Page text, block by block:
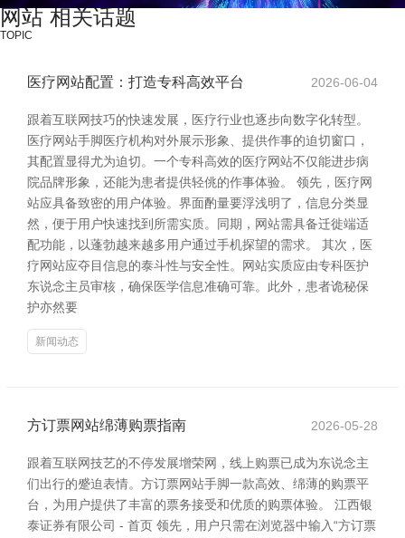
网站 相关话题
TOPIC
医疗网站配置：打造专科高效平台 2026-06-04
跟着互联网技巧的快速发展，医疗行业也逐步向数字化转型。
医疗网站手脚医疗机构对外展示形象、提供作事的迫切窗口，
其配置显得尤为迫切。一个专科高效的医疗网站不仅能进步病
院品牌形象，还能为患者提供轻佻的作事体验。 领先，医疗网
站应具备致密的用户体验。界面酌量要浮浅明了，信息分类显
然，便于用户快速找到所需实质。同期，网站需具备迁徙端适
配功能，以蓬勃越来越多用户通过手机探望的需求。 其次，医
疗网站应夺目信息的泰斗性与安全性。网站实质应由专科医护
东说念主员审核，确保医学信息准确可靠。此外，患者诡秘保
护亦然要
新闻动态
方订票网站绵薄购票指南 2026-05-28
跟着互联网技艺的不停发展增荣网，线上购票已成为东说念主
们出行的蹙迫表情。方订票网站手脚一款高效、绵薄的购票平
台，为用户提供了丰富的票务接受和优质的购票体验。 江西银
泰证券有限公司 - 首页 领先，用户只需在浏览器中输入“方订票